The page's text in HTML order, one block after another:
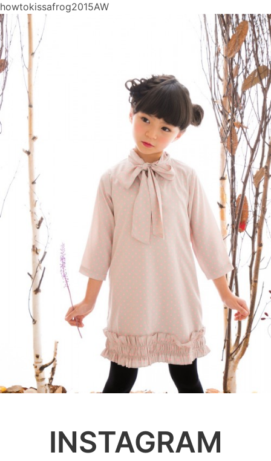
howtokissafrog2015AW
INSTAGRAM